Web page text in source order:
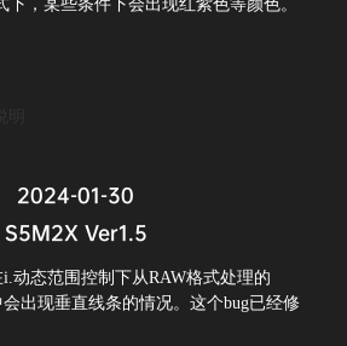
，某些条件下会出现红紫色等颜色。
2024-01-30
S5M2X Ver1.5
动态范围控制下从RAW格式处理的
出现垂直线条的情况。这个bug已经修